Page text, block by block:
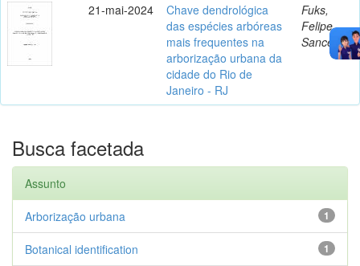
21-mai-2024
Chave dendrológica
das espécies arbóreas
mais frequentes na
arborização urbana da
cidade do Rio de
Janeiro - RJ
Fuks,
Felipe
Sanceau
Busca facetada
Assunto
1
Arborização urbana
1
Botanical identification